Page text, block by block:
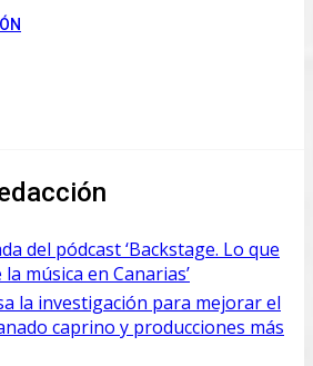
del pódcast ‘Backstage. Lo que
música en Canarias’
la investigación para mejorar el
caprino y producciones más